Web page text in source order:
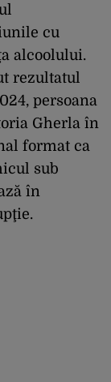
cu
alcoolului.
rezultatul
persoana
Gherla în
format ca
sub
în